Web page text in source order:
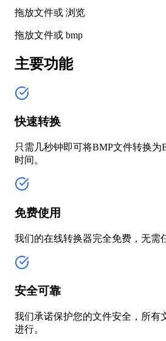
拖放文件或 浏览
拖放文件或 bmp
主要功能
快速转换
只需几秒钟即可将BMP文件转换为
时间。
免费使用
我们的在线转换器完全免费，无需
安全可靠
我们承诺保护您的文件安全，所有
进行。